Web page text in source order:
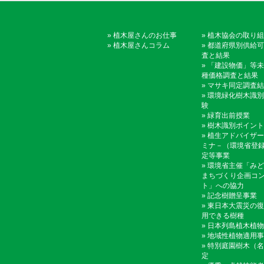
» 植木屋さんのお仕事
» 植木屋さんコラム
» 植木協会の取り
» 都道府県別供給
査と結果
»
「建設物価」等
種価格調査と結果
» マサキ同定調査
» 環境緑化樹木識
験
» 緑育出前授業
» 樹木識別ポイン
» 植生アドバイザ
ミナ－（環境省登
定等事業
» 環境省主催「み
まちづくり企画コ
ト」への協力
» 記念樹贈呈事業
» 東日本大震災の
用できる樹種
» 日本列島植木植
» 地域性植物適用
» 特別庭園樹木（
定